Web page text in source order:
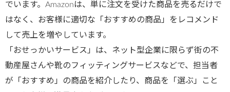
でいます。Amazonは、単に注文を受けた商品を売るだけで
はなく、お客様に適切な「おすすめの商品」をレコメンド
して売上を増やしています。
「おせっかいサービス」は、ネット型企業に限らず街の不
動産屋さんや靴のフィッティングサービスなどで、担当者
が「おすすめ」の商品を紹介したり、商品を「選ぶ」こと